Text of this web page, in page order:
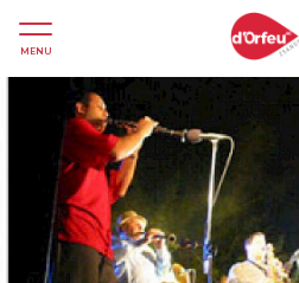
MENU